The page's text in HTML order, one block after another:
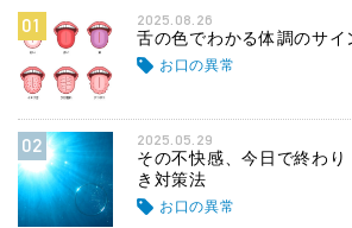
01 2025.08.26
舌の色でわかる体調のサイ
お口の異常
02 2025.05.29
その不快感、今日で終わ
き対策法
お口の異常